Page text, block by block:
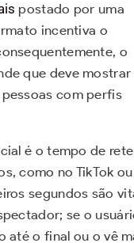
postado por uma
incentiva o
o
que deve mostrar
com perfis
é o tempo de
como no TikTok
segundos são
se o
até o final ou o vê